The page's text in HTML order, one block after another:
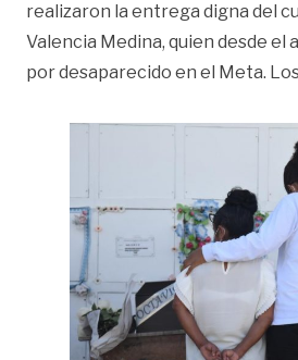
realizaron la entrega digna del
Valencia Medina, quien desde el
por desaparecido en el Meta.